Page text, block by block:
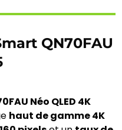
QN70FAU
Néo QLED 4K
haut de gamme 4K